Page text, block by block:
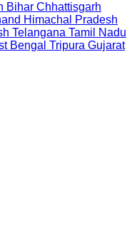
Bihar Chhattisgarh
Himachal Pradesh
Telangana Tamil Nadu
Bengal Tripura Gujarat